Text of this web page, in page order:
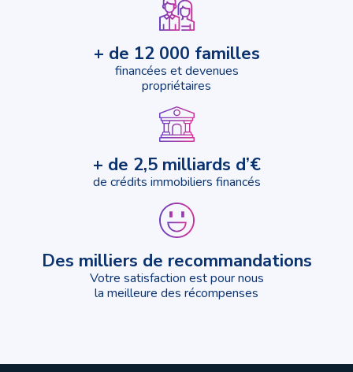
+ de 12 000 familles
financées et devenues
propriétaires
+ de 2,5 milliards d’€
de crédits immobiliers financés
Des milliers de recommandations
Votre satisfaction est pour nous
la meilleure des récompenses